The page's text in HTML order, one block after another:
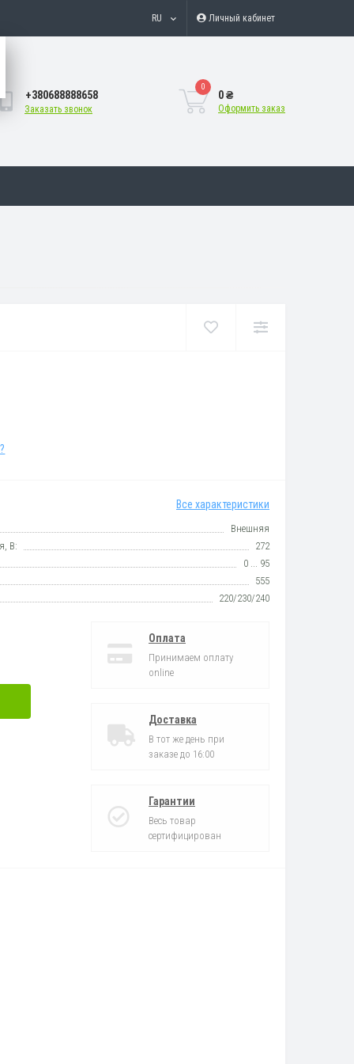
RU Личный кабинет
+380688888658
Заказать звонок
0
0 ₴
Оформить заказ
Все характеристики
Внешняя
В:
272
0 ... 95
555
220/230/240
Оплата
Принимаем оплату
online
Доставка
В тот же день при
заказе до 16:00
Гарантии
Весь товар
сертифицирован